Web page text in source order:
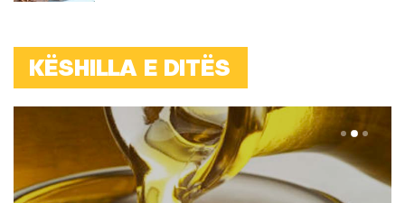
KËSHILLA E DITËS